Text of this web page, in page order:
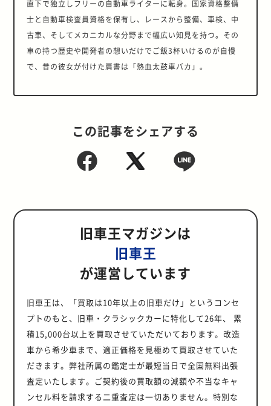
直下で独立しフリーの自動車ライターに転身。国家資格整備
士と自動車検査員資格を保有し、レースから整備、車検、中
古車、そしてメカニカルな分野まで幅広い知見を持つ。その
車の持つ歴史や開発者の想いだけでご飯3杯いけるのが自慢
で、昔の彼女が付けた肩書は「熱血太鼓車バカ」。
この記事をシェアする
旧車王マガジンは
旧車王
が運営しています
旧車王は、「買取は10年以上の旧車だけ」というコンセ
プトのもと、旧車・クラシックカーに特化して26年、 累
積15,000台以上を買取させていただいております。改造
車から希少車まで、適正価格を見極めて買取させていた
だきます。弊社所属の鑑定士が最短当日で全国無料出張
査定いたします。ご契約後の買取額の減額や不当なキャ
ンセル料を請求する二重査定は一切ありません。特別な